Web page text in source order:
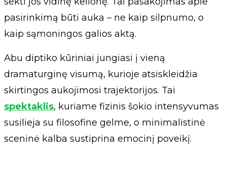
pasirinkimą būti auka – ne kaip silpnumo, o
kaip sąmoningos galios aktą.
Abu diptiko kūriniai jungiasi į vieną
dramaturginę visumą, kurioje atsiskleidžia
skirtingos aukojimosi trajektorijos. Tai
spektaklis, kuriame fizinis šokio intensyvumas
susilieja su filosofine gelme, o minimalistinė
sceninė kalba sustiprina emocinį poveikį.